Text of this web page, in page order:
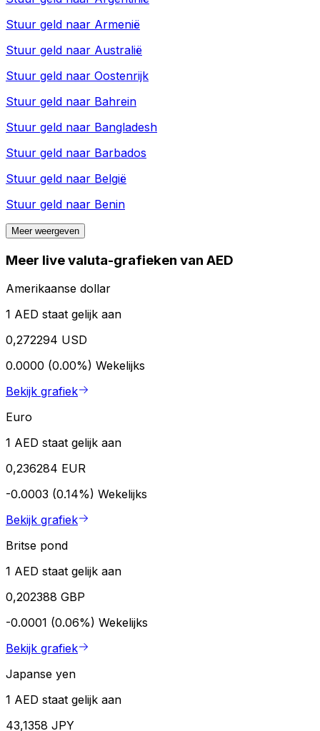
Stuur geld naar Armenië
Stuur geld naar Australië
Stuur geld naar Oostenrijk
Stuur geld naar Bahrein
Stuur geld naar Bangladesh
Stuur geld naar Barbados
Stuur geld naar België
Stuur geld naar Benin
Meer weergeven
Meer live valuta-grafieken van AED
Amerikaanse dollar
1 AED staat gelijk aan
0,272294 USD
0.0000 (0.00%) Wekelijks
Bekijk grafiek
Euro
1 AED staat gelijk aan
0,236284 EUR
-0.0003 (0.14%) Wekelijks
Bekijk grafiek
Britse pond
1 AED staat gelijk aan
0,202388 GBP
-0.0001 (0.06%) Wekelijks
Bekijk grafiek
Japanse yen
1 AED staat gelijk aan
43,1358 JPY